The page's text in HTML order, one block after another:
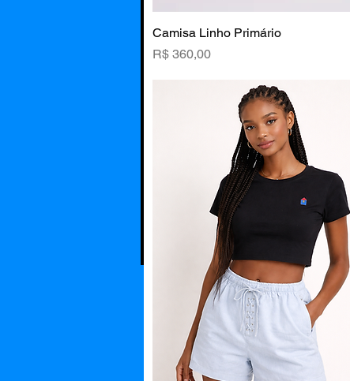
Visualização rápida
Camisa Linho Primário
Preço
R$ 360,00